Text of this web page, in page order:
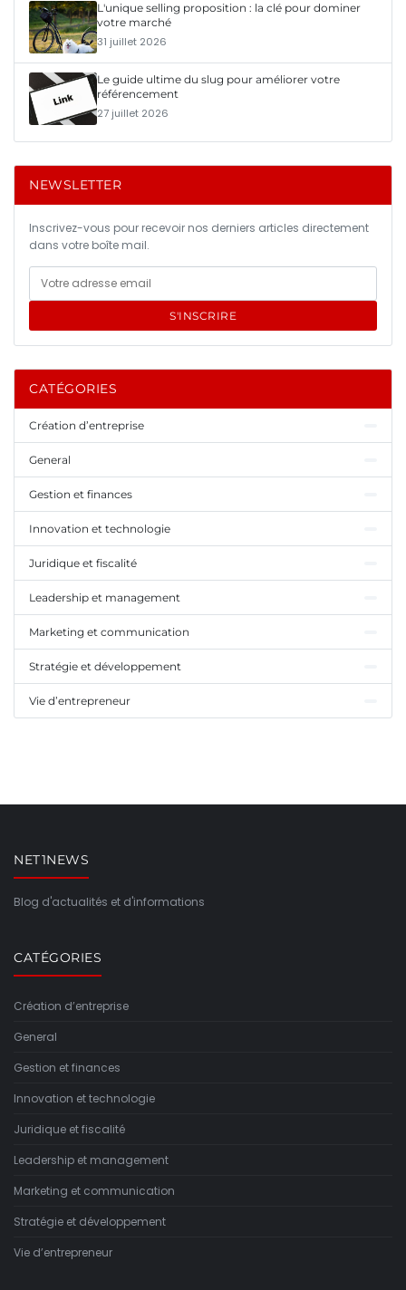
L'unique selling proposition : la clé pour dominer
votre marché
31 juillet 2026
Le guide ultime du slug pour améliorer votre
référencement
27 juillet 2026
NEWSLETTER
Inscrivez-vous pour recevoir nos derniers articles directement
dans votre boîte mail.
S'INSCRIRE
CATÉGORIES
Création d’entreprise
General
Gestion et finances
Innovation et technologie
Juridique et fiscalité
Leadership et management
Marketing et communication
Stratégie et développement
Vie d’entrepreneur
NET1NEWS
Blog d'actualités et d'informations
CATÉGORIES
Création d’entreprise
General
Gestion et finances
Innovation et technologie
Juridique et fiscalité
Leadership et management
Marketing et communication
Stratégie et développement
Vie d’entrepreneur